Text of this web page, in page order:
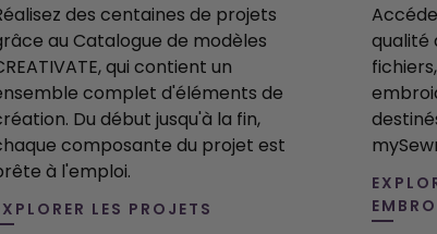
des centaines de projets
au Catalogue de modèles
qui contient un
complet d'éléments de
Du début jusqu'à la fin,
composante du projet est
à l'emploi.
LES PROJETS
qualité